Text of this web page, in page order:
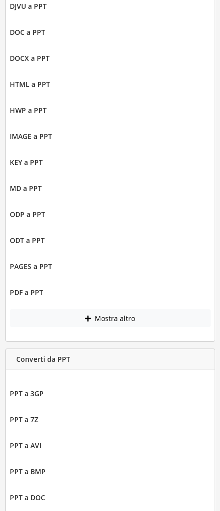
DJVU a PPT
DOC a PPT
DOCX a PPT
HTML a PPT
HWP a PPT
IMAGE a PPT
KEY a PPT
MD a PPT
ODP a PPT
ODT a PPT
PAGES a PPT
PDF a PPT
Mostra altro
Converti da PPT
PPT a 3GP
PPT a 7Z
PPT a AVI
PPT a BMP
PPT a DOC